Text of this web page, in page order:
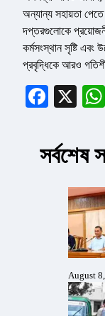
অন্যান্য সহায়তা পেতে
দপ্তরগুলোকে
কর্মসংস্থান সৃষ্টি এবং
প্রবৃদ্ধিকে আরও
X
সর্বশেষ
August